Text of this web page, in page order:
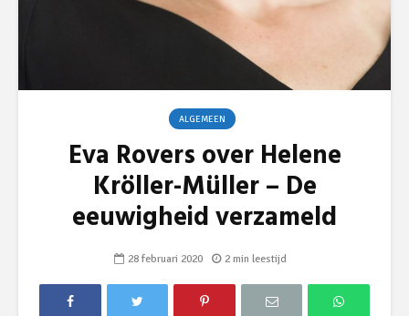
ALGEMEEN
Eva Rovers over Helene
Kröller-Müller – De
eeuwigheid verzameld
28 februari 2020 2 min leestijd